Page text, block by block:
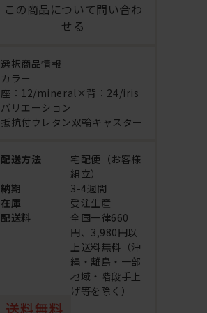
この商品について問い合わ
せる
選択商品情報
カラー
座：12/mineral×背：24/iris
バリエーション
抵抗付ウレタン双輪キャスター
配送方法
宅配便（お客様
組立）
納期
3-4週間
在庫
受注生産
配送料
全国一律660
円、3,980円以
上送料無料（沖
縄・離島・一部
地域・階段手上
げ等を除く）